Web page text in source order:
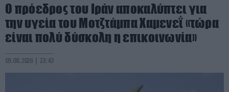
Ο πρόεδρος του Ιράν αποκαλύπτει για
την υγεία του Μοτζτάμπα Χαμενεΐ «τώρα
είναι πολύ δύσκολη η επικοινωνία»
05.08.2026 | 23:43